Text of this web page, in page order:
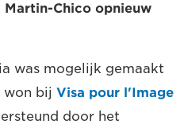
Chico opnieuw
was mogelijk gemaakt
won bij Visa pour l'Image
door het